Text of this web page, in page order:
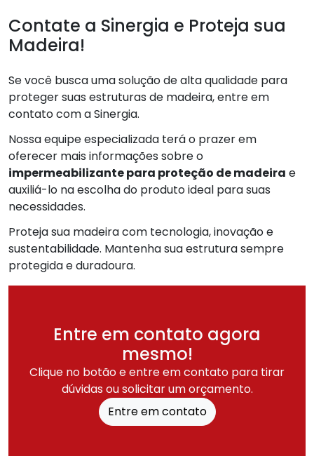
Contate a Sinergia e Proteja sua
Madeira!
Se você busca uma solução de alta qualidade para
proteger suas estruturas de madeira, entre em
contato com a Sinergia.
Nossa equipe especializada terá o prazer em
oferecer mais informações sobre o
impermeabilizante para proteção de madeira e
auxiliá-lo na escolha do produto ideal para suas
necessidades.
Proteja sua madeira com tecnologia, inovação e
sustentabilidade. Mantenha sua estrutura sempre
protegida e duradoura.
Entre em contato agora
mesmo!
Clique no botão e entre em contato para tirar
dúvidas ou solicitar um orçamento.
Entre em contato